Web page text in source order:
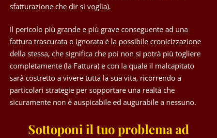
sfatturazione che dir si voglia).
Il pericolo più grande e più grave conseguente ad una
fattura trascurata o ignorata è la possibile cronicizzazione
della stessa, che significa che poi non si potrà più togliere
completamente (la Fattura) e con la quale il malcapitato
sarà costretto a vivere tutta la sua vita, ricorrendo a
particolari strategie per sopportare una realtà che
sicuramente non è auspicabile ed augurabile a nessuno.
Sottoponi il tuo problema ad